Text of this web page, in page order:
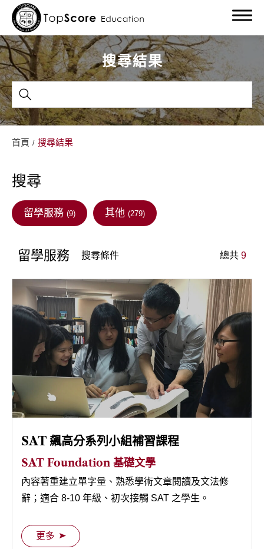
搜尋結果
首頁 搜尋結果
搜尋
留學服務 (9) 其他 (279)
留學服務 搜尋條件 總共 9
SAT 飆高分系列小組補習課程
SAT Foundation 基礎文學
內容著重建立單字量、熟悉學術文章閱讀及文法修
辭；適合 8-10 年級、初次接觸 SAT 之學生。
實戰真題，進一步剖析閱讀盲點和複雜語法，以及正
更多
關於我們
留學服務
留學部落格
留學最新消息
聯絡我們